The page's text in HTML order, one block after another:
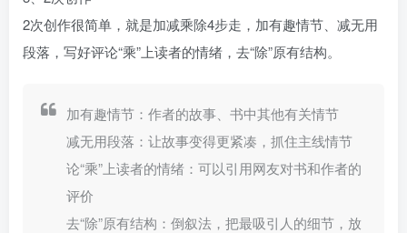
2次创作很简单，就是加减乘除4步走，加有趣情节、减无用
段落，写好评论“乘”上读者的情绪，去“除”原有结构。
加有趣情节：作者的故事、书中其他有关情节
减无用段落：让故事变得更紧凑，抓住主线情节
论“乘”上读者的情绪：可以引用网友对书和作者的
评价
去“除”原有结构：倒叙法，把最吸引人的细节，放